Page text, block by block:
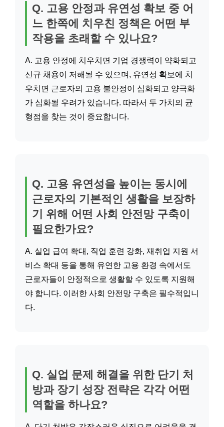
Q. 고용 안정과 유연성 확보 중 어
느 한쪽에 치우친 정책은 어떤 부
작용을 초래할 수 있나요?
A. 고용 안정에 치우치면 기업 경쟁력이 약화되고
신규 채용이 저해될 수 있으며, 유연성 확보에 치
우치면 근로자의 고용 불안정이 심화되고 양극화
가 심화될 우려가 있습니다. 따라서 두 가치의 균
형점을 찾는 것이 중요합니다.
Q. 고용 유연성을 높이는 동시에
근로자의 기본적인 생활을 보장하
기 위해 어떤 사회 안전망 구축이
필요한가요?
A. 실업 급여 확대, 직업 훈련 강화, 재취업 지원 서
비스 확대 등을 통해 유연한 고용 환경 속에서도
근로자들이 안정적으로 생활할 수 있도록 지원해
야 합니다. 이러한 사회 안전망 구축은 필수적입니
다.
Q. 실업 문제 해결을 위한 단기 처
방과 장기 성장 전략은 각각 어떤
역할을 하나요?